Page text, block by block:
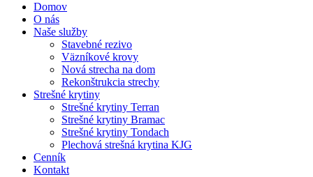
Domov
O nás
Naše služby
Stavebné rezivo
Väzníkové krovy
Nová strecha na dom
Rekonštrukcia strechy
Strešné krytiny
Strešné krytiny Terran
Strešné krytiny Bramac
Strešné krytiny Tondach
Plechová strešná krytina KJG
Cenník
Kontakt